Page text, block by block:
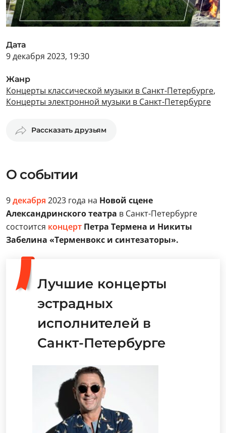
Дата
9 декабря 2023, 19:30
Жанр
Концерты классической музыки в Санкт-Петербурге,
Концерты электронной музыки в Санкт-Петербурге
Рассказать друзьям
О событии
9декабря 2023 года на Новой сцене
Александринского театра в Санкт-Петербурге
состоится концерт Петра Термена и Никиты
Забелина «Терменвокс и синтезаторы».
Лучшие концерты
эстрадных
исполнителей в
Санкт-Петербурге